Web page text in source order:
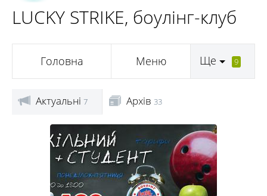
LUCKY STRIKE, боулінг-клуб
Головна Меню Ще 9
Актуальні 7 Архів 33